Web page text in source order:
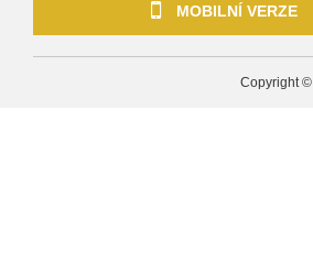
MOBILNÍ VERZE
Copyright